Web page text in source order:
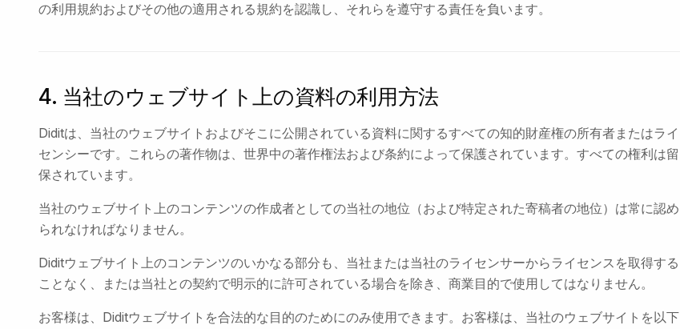
の利用規約およびその他の適用される規約を認識し、それらを遵守する責任を負います。
4. 当社のウェブサイト上の資料の利用方法
Diditは、当社のウェブサイトおよびそこに公開されている資料に関するすべての知的財産権の所有者またはライ
センシーです。これらの著作物は、世界中の著作権法および条約によって保護されています。すべての権利は留
保されています。
当社のウェブサイト上のコンテンツの作成者としての当社の地位（および特定された寄稿者の地位）は常に認め
られなければなりません。
Diditウェブサイト上のコンテンツのいかなる部分も、当社または当社のライセンサーからライセンスを取得する
ことなく、または当社との契約で明示的に許可されている場合を除き、商業目的で使用してはなりません。
お客様は、Diditウェブサイトを合法的な目的のためにのみ使用できます。お客様は、当社のウェブサイトを以下